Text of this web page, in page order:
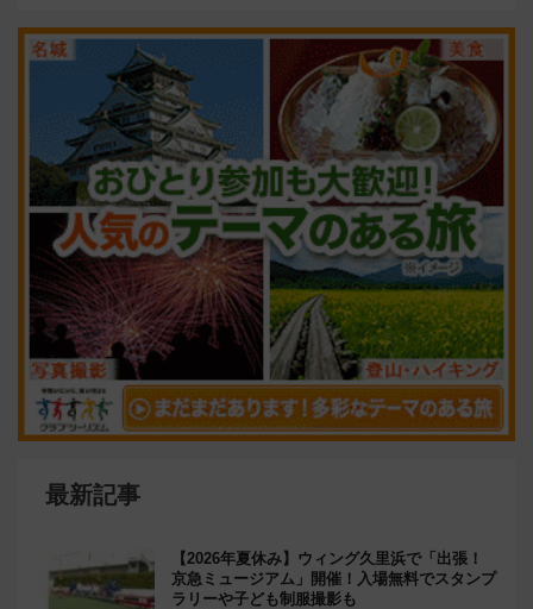
最新記事
【2026年夏休み】ウィング久里浜で「出張！
京急ミュージアム」開催！入場無料でスタンプ
ラリーや子ども制服撮影も